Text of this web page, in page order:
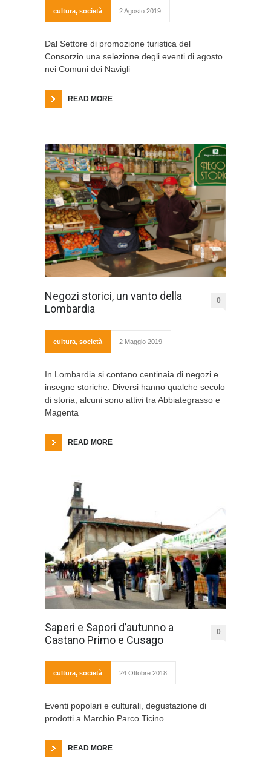
cultura, società 2 Agosto 2019
Dal Settore di promozione turistica del
Consorzio una selezione degli eventi di agosto
nei Comuni dei Navigli
READ MORE
Negozi storici, un vanto della
Lombardia
0
cultura, società 2 Maggio 2019
In Lombardia si contano centinaia di negozi e
insegne storiche. Diversi hanno qualche secolo
di storia, alcuni sono attivi tra Abbiategrasso e
Magenta
READ MORE
Saperi e Sapori d’autunno a
Castano Primo e Cusago
0
cultura, società 24 Ottobre 2018
Eventi popolari e culturali, degustazione di
prodotti a Marchio Parco Ticino
READ MORE